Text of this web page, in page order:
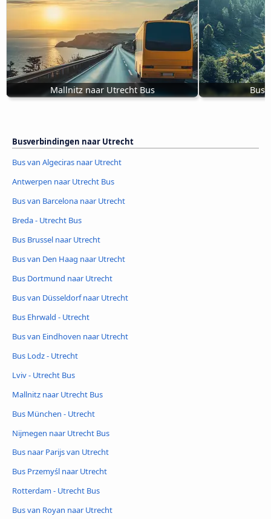
Mallnitz naar Utrecht Bus Bus
Busverbindingen naar Utrecht
Bus van Algeciras naar Utrecht
Antwerpen naar Utrecht Bus
Bus van Barcelona naar Utrecht
Breda - Utrecht Bus
Bus Brussel naar Utrecht
Bus van Den Haag naar Utrecht
Bus Dortmund naar Utrecht
Bus van Düsseldorf naar Utrecht
Bus Ehrwald - Utrecht
Bus van Eindhoven naar Utrecht
Bus Lodz - Utrecht
Lviv - Utrecht Bus
Mallnitz naar Utrecht Bus
Bus München - Utrecht
Nijmegen naar Utrecht Bus
Bus naar Parijs van Utrecht
Bus Przemyśl naar Utrecht
Rotterdam - Utrecht Bus
Bus van Royan naar Utrecht